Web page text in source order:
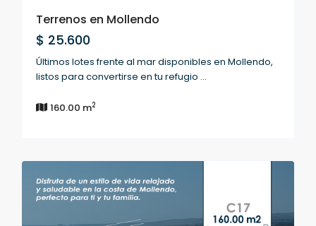
Terrenos en Mollendo
$ 25.600
Últimos lotes frente al mar disponibles en Mollendo,
listos para convertirse en tu refugio ...
160.00 m2